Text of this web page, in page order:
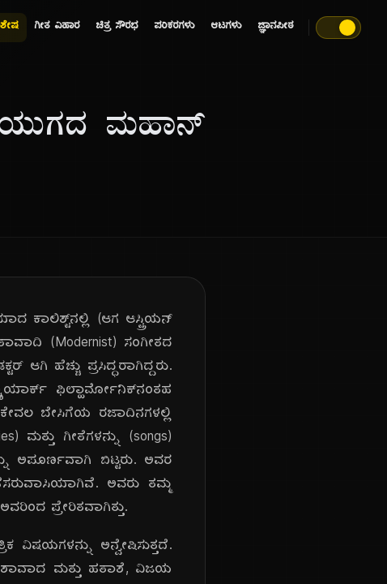
ಗೀತ ವಿಹಾರ ಚಿತ್ರ ಸೌರಭ ಪರಿಕರಗಳು ಆಟಗಳು ಜ್ಞಾನಪೀಠ
ಯುಗದ ಮಹಾನ್
ಕಾಲಿಶ್ಟ್‌ನಲ್ಲಿ (ಆಗ ಆಸ್ಟ್ರಿಯನ್
(Modernist) ಸಂಗೀತದ
ಆಗಿ ಹೆಚ್ಚು ಪ್ರಸಿದ್ಧರಾಗಿದ್ದರು.
ಫಿಲ್ಹಾರ್ಮೋನಿಕ್‌ನಂತಹ
ಬೇಸಿಗೆಯ ರಜಾದಿನಗಳಲ್ಲಿ
ಮತ್ತು ಗೀತೆಗಳನ್ನು (songs)
ಅಪೂರ್ಣವಾಗಿ ಬಿಟ್ಟರು. ಅವರ
ಅವರು ತಮ್ಮ
ಪ್ರೇರಿತವಾಗಿತ್ತು.
ವಿಷಯಗಳನ್ನು ಅನ್ವೇಷಿಸುತ್ತದೆ.
ಆಶಾವಾದ ಮತ್ತು ಹತಾಶೆ, ವಿಜಯ